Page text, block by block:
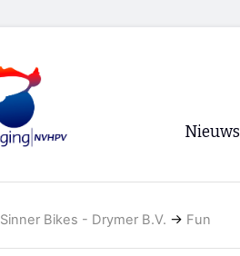
Nieuws
Sinner Bikes - Drymer B.V. → Fun